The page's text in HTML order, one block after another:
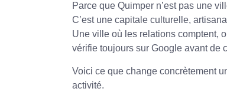
Parce que Quimper n’est pas une
C’est une capitale culturelle,
Une ville où les relations comptent,
vérifie toujours sur Google avant de
Voici ce que change concrètement
activité.